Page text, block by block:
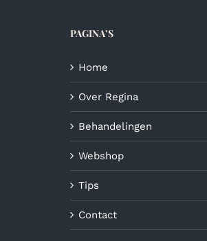
PAGINA’S
Home
Over Regina
Behandelingen
Webshop
Tips
Contact